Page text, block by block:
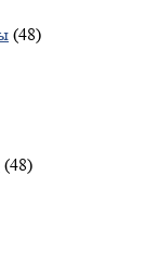
(48)
(48)